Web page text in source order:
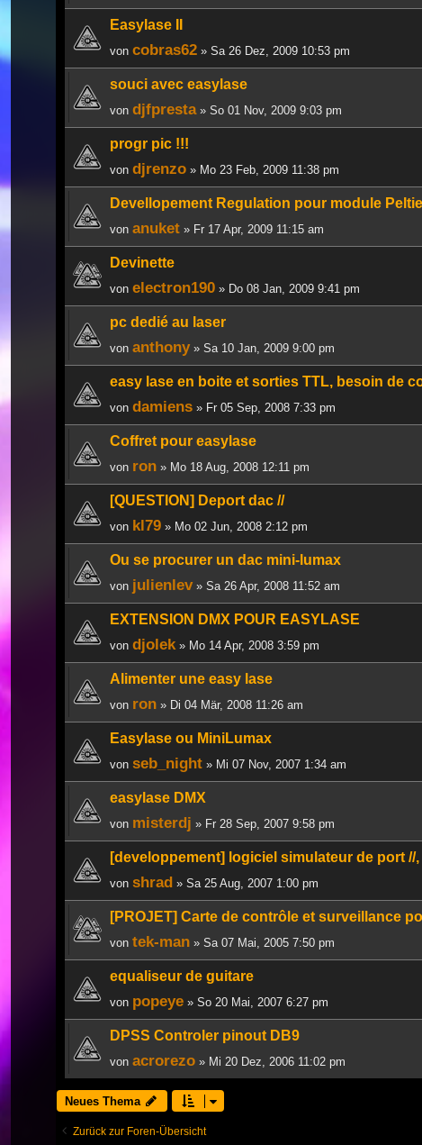
Easylase II
von cobras62 » Sa 26 Dez, 2009 10:53 pm
souci avec easylase
von djfpresta» So 01 Nov, 2009 9:03 pm
progr pic !!!
von djrenzo » Mo 23 Feb, 2009 11:38 pm
Devellopement Regulation pour module
von anuket » Fr 17 Apr, 2009 11:15 am
Devinette
von electron190 » Do 08 Jan, 2009 9:41 pm
pc dedié au laser
von anthony» Sa 10 Jan, 2009 9:00 pm
easy lase en boite et sorties TTL, besoin de
von damiens » Fr 05 Sep, 2008 7:33 pm
Coffret pour easylase
von ron » Mo 18 Aug, 2008 12:11 pm
[QUESTION] Deport dac //
von kl79 » Mo 02 Jun, 2008 2:12 pm
Ou se procurer un dac mini-lumax
von julienlev» Sa 26 Apr, 2008 11:52 am
EXTENSION DMX POUR EASYLASE
von djolek » Mo 14 Apr, 2008 3:59 pm
Alimenter une easy lase
von ron » Di 04 Mär, 2008 11:26 am
Easylase ou MiniLumax
von seb_night » Mi 07 Nov, 2007 1:34 am
easylase DMX
von misterdj » Fr 28 Sep, 2007 9:58 pm
[developpement] logiciel simulateur de port //
von shrad » Sa 25 Aug, 2007 1:00 pm
[PROJET] Carte de contrôle et surveillance
von tek-man » Sa 07 Mai, 2005 7:50 pm
equaliseur de guitare
von popeye » So 20 Mai, 2007 6:27 pm
DPSS Controler pinout DB9
von acrorezo » Mi 20 Dez, 2006 11:02 pm
Neues Thema
Zurück zur Foren-Übersicht